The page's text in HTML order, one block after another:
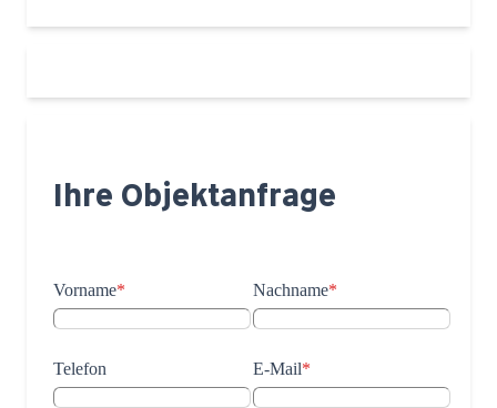
Ihre Objektanfrage
Vorname* Nachname*
Telefon E-Mail*